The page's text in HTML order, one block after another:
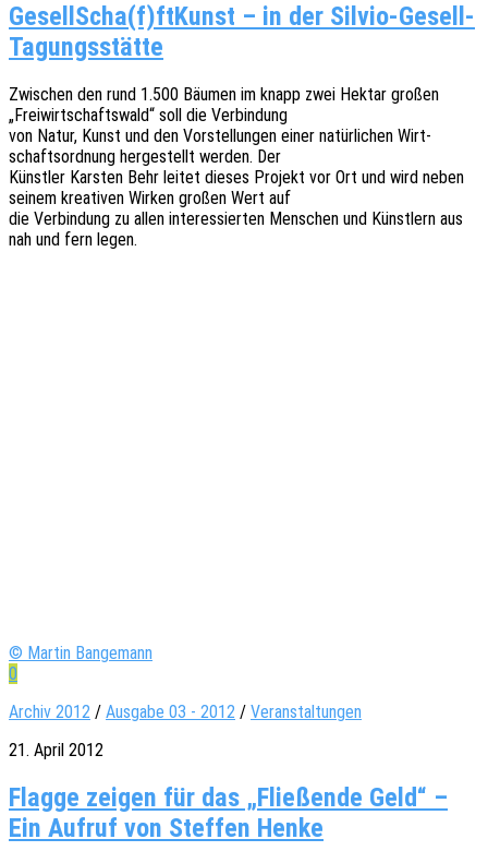
GesellScha(f)ftKunst – in der Silvio-Gesell-
Tagungsstätte
Zwischen den rund 1.500 Bäumen im knapp zwei Hektar großen
„Frei­wirt­schafts­wald“ soll die Verbindung
von Natur, Kunst und den Vorstel­lun­gen einer natür­li­chen Wirt­
schafts­ord­nung herge­stellt werden. Der
Künst­ler Kars­ten Behr leitet dieses Projekt vor Ort und wird neben
seinem krea­ti­ven Wirken großen Wert auf
die Verbin­dung zu allen inter­es­sier­ten Menschen und Künst­lern aus
nah und fern legen.
© Martin Bangemann
0
Archiv 2012 / Ausgabe 03 - 2012 / Veranstaltungen
21. April 2012
Flagge zeigen für das „Fließende Geld“ –
Ein Aufruf von Steffen Henke